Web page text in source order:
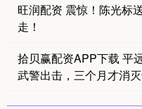
旺润配资 震惊！陈光标
走！
拾贝赢配资APP下载 平
武警出击，三个月才消